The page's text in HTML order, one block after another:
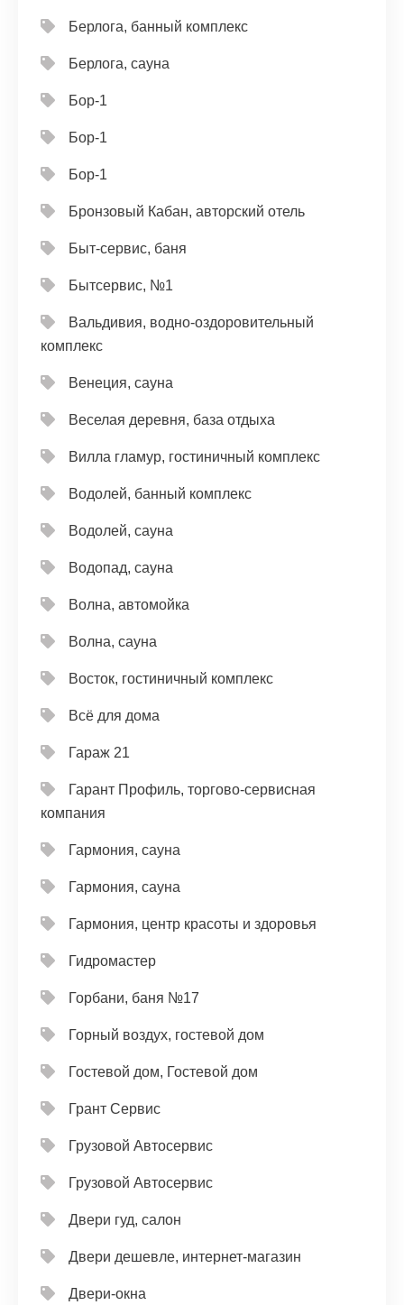
Берлога, банный комплекс
Берлога, сауна
Бор-1
Бор-1
Бор-1
Бронзовый Кабан, авторский отель
Быт-сервис, баня
Бытсервис, №1
Вальдивия, водно-оздоровительный
комплекс
Венеция, сауна
Веселая деревня, база отдыха
Вилла гламур, гостиничный комплекс
Водолей, банный комплекс
Водолей, сауна
Водопад, сауна
Волна, автомойка
Волна, сауна
Восток, гостиничный комплекс
Всё для дома
Гараж 21
Гарант Профиль, торгово-сервисная
компания
Гармония, сауна
Гармония, сауна
Гармония, центр красоты и здоровья
Гидромастер
Горбани, баня №17
Горный воздух, гостевой дом
Гостевой дом, Гостевой дом
Грант Сервис
Грузовой Автосервис
Грузовой Автосервис
Двери гуд, салон
Двери дешевле, интернет-магазин
Двери-окна